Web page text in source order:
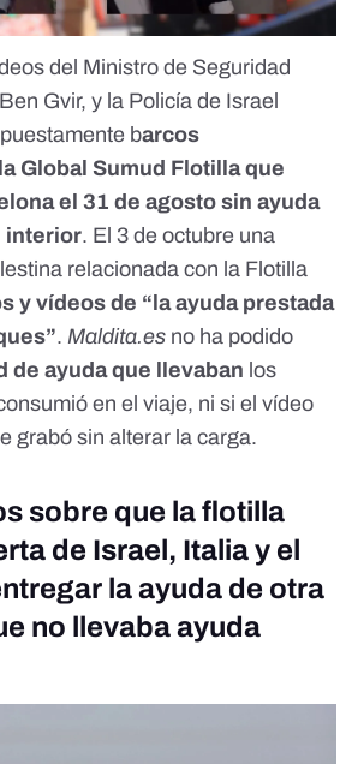
del Ministro de Seguridad
Ben Gvir, y la Policía de Israel
barcos
Global Sumud Flotilla que
el 31 de agosto sin ayuda
interior. El 3 de octubre una
relacionada con la Flotilla
y vídeos de “la ayuda prestada
. Maldita.es no ha podido
de ayuda que llevaban los
en el viaje, ni si el vídeo
grabó sin alterar la carga.
sobre que la flotilla
de Israel, Italia y el
la ayuda de otra
no llevaba ayuda